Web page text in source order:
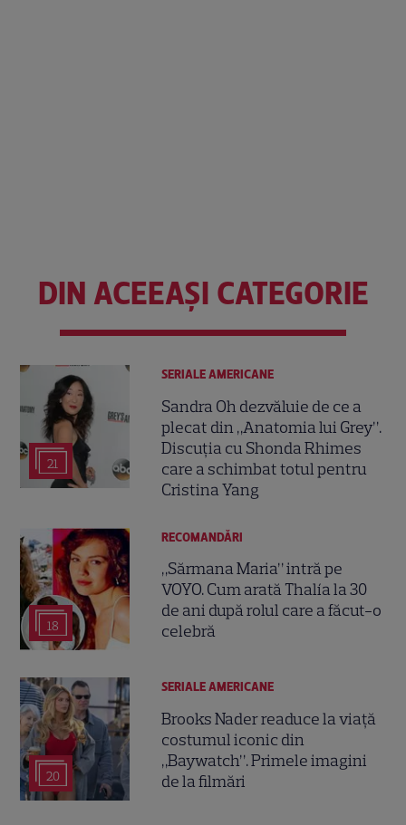
DIN ACEEAȘI CATEGORIE
21
SERIALE AMERICANE
Sandra Oh dezvăluie de ce a
plecat din „Anatomia lui Grey”.
Discuția cu Shonda Rhimes
care a schimbat totul pentru
Cristina Yang
18
RECOMANDĂRI
„Sărmana Maria” intră pe
VOYO. Cum arată Thalía la 30
de ani după rolul care a făcut-o
celebră
20
SERIALE AMERICANE
Brooks Nader readuce la viață
costumul iconic din
„Baywatch”. Primele imagini
de la filmări